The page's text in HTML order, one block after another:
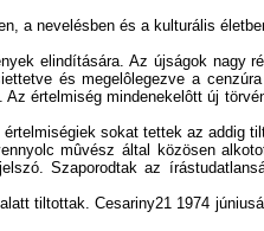
a nevelésben és a kulturális
elindítására. Az újságok
és megelôlegezve a
értelmiség mindenekelôtt új
sokat tettek az addig
mûvész által közösen
Szaporodtak az
tiltottak. Cesariny21 1974